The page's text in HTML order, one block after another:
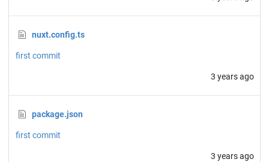
nuxt.config.ts
first commit
3 years ago
package.json
first commit
3 years ago